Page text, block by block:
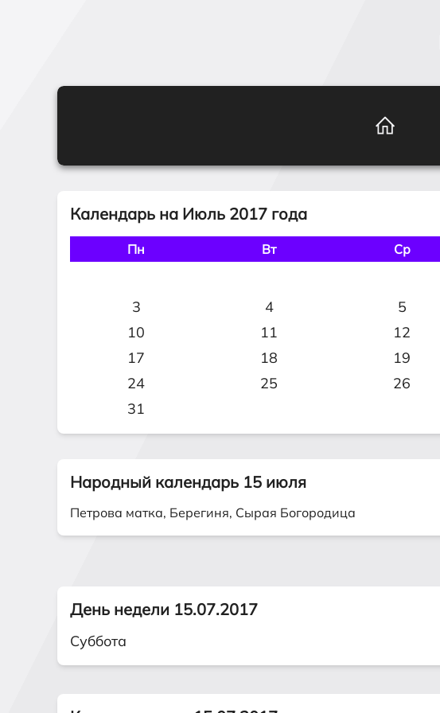
Календарь на Июль 2017 года
Пн Вт Ср
3
4 5
10
11 12
17
18 19
24
25 26
31
Народный календарь 15 июля
Петрова матка, Берегиня, Сырая Богородица
День недели 15.07.2017
Суббота